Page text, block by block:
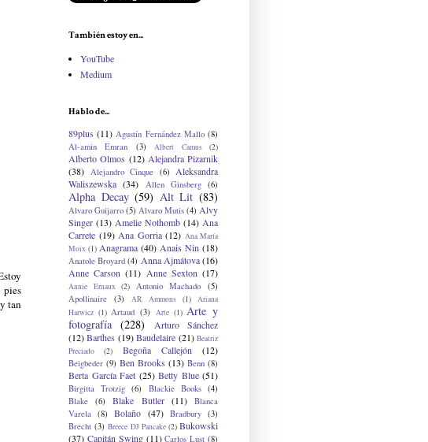
tan
También estoy en...
YouTube
Medium
Hablo de...
89plus (11) Agustín Fernández Mallo (8)
Al-amin Emran
(3) Albert Camus (2)
Alberto Olmos (12) Alejandra Pizarnik
(38)
Alejandro Cinque (6)
Aleksandra
Waliszewska (34) Allen Ginsberg (6)
Alpha Decay (59) Alt Lit (83)
Alvaro Guijarro (5) Alvaro Mutis (4) Alvy
Singer (13) Amelie Nothomb (14) Ana
Carrete (19) Ana Gorria (12) Ana María
Moix (1) Anagrama (40) Anais Nin (18)
Anatole Broyard (4) Anna Ajmátova (16)
Anne Carson (11) Anne Sexton (17)
Annie Ernaux (2) Antonio Machado
(5)
Apollinaire
(3) AR Ammons (1)
Ariana
Harwicz (1) Artaud (3) Arte (1) Arte y
fotografía (228)
Arturo Sánchez
(12) Barthes (19) Baudelaire (21) Beatriz
Preciado
(2) Begoña Callejón (12)
Beigbeder (9) Ben Brooks (13) Benn (8)
Berta García Faet (25) Betty Blue (51)
Birgitta Trotzig (6) Blackie Books (4)
Blake
(6) Blake Butler (11)
Blanca
Varela
(8) Bolaño (47) Bradbury (3)
Brecht (3) Breece DJ Pancake (2) Bukowski
(37) Capitán Swing (11) Carlos Lust (8)